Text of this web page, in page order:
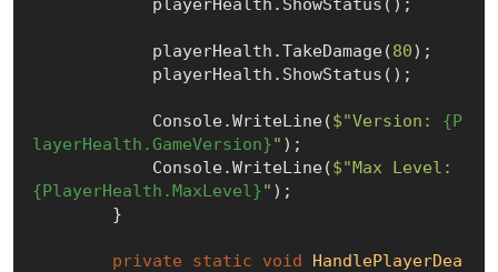
            playerHealth.TakeDamage(
80);
            Console.WriteLine(
$"Version: {P
layerHealth.GameVersion}" );
            Console.WriteLine(
{PlayerHealth.MaxLevel}" );
private static void
HandlePlayerDea